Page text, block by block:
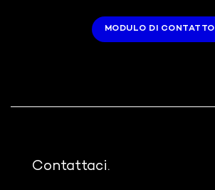
MODULO DI CONTATTO
Contattaci.